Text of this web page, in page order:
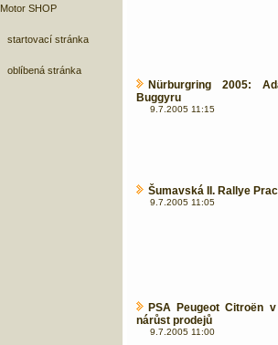
Motor SHOP
startovací stránka
oblíbená stránka
Nürburgring 2005:
Buggyru
9.7.2005 11:15
Šumavská II. Rallye
9.7.2005 11:05
PSA Peugeot Citroën
nárůst prodejů
9.7.2005 11:00